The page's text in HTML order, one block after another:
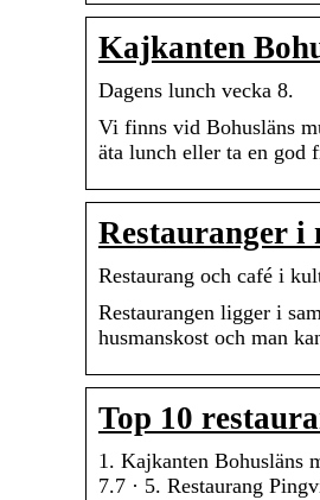
Kajkanten
Dagens lunch vecka 8.
Vi finns vid Bohusläns
äta lunch eller ta en
Restauranger i
Restaurang och café i
Restaurangen ligger i
husmanskost och man
Top 10
1. Kajkanten Bohusläns
7.7 · 5. Restaurang